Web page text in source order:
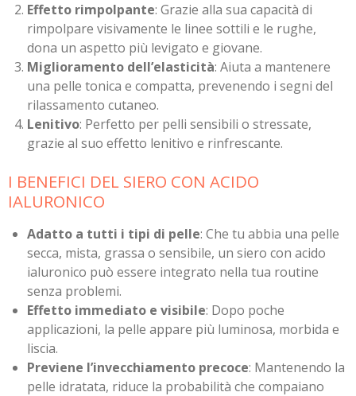
Effetto rimpolpante: Grazie alla sua capacità di
rimpolpare visivamente le linee sottili e le rughe,
dona un aspetto più levigato e giovane.
Miglioramento dell’elasticità: Aiuta a mantenere
una pelle tonica e compatta, prevenendo i segni del
rilassamento cutaneo.
Lenitivo: Perfetto per pelli sensibili o stressate,
grazie al suo effetto lenitivo e rinfrescante.
I BENEFICI DEL SIERO CON ACIDO
IALURONICO
Adatto a tutti i tipi di pelle: Che tu abbia una pelle
secca, mista, grassa o sensibile, un siero con acido
ialuronico può essere integrato nella tua routine
senza problemi.
Effetto immediato e visibile: Dopo poche
applicazioni, la pelle appare più luminosa, morbida e
liscia.
Previene l’invecchiamento precoce: Mantenendo la
pelle idratata, riduce la probabilità che compaiano